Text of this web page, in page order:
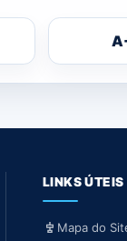
LINKS ÚTEIS
Mapa do